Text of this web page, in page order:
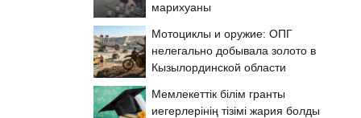
марихуаны
Мотоциклы и оружие: ОПГ
нелегально добывала золото в
Кызылординской области
Мемлекеттік білім гранты
иегерлерінің тізімі жария болды